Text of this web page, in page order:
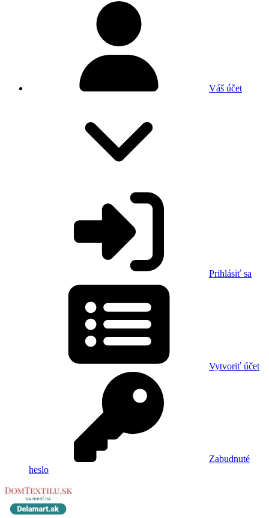
Váš účet
Prihlásiť sa
Vytvoriť účet
Zabudnuté
heslo